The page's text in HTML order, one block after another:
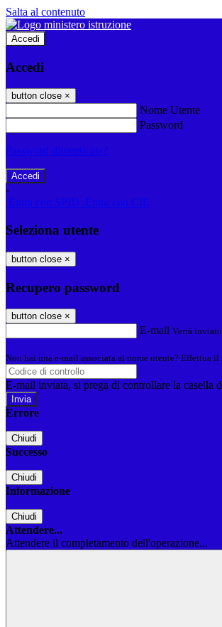
Salta al contenuto
Accedi
Accedi
button close ×
Nome Utente
Password
Password dimenticata?
-
Entra con SPID
Entra con CIE
Seleziona utente
button close ×
Recupero password
button close ×
E-mail Verrà
Non hai una e-mail associata al nome utente? Effettua
E-mail inviata, si prega di controllare la casella
Errore
Chiudi
Successo
Chiudi
Informazione
Chiudi
Attendere...
Attendere il completamento dell'operazione...